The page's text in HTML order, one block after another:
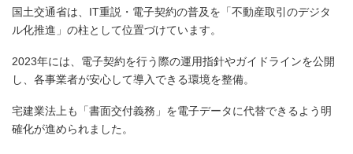
国土交通省は、IT重説・電子契約の普及を「不動産取引のデジタ
ル化推進」の柱として位置づけています。
2023年には、電子契約を行う際の運用指針やガイドラインを公開
し、各事業者が安心して導入できる環境を整備。
宅建業法上も「書面交付義務」を電子データに代替できるよう明
確化が進められました。